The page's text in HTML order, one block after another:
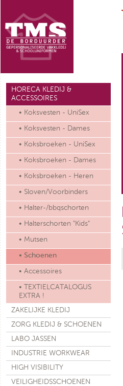
HORECA KLEDIJ &
ACCESSOIRES
• Koksvesten - UniSex
• Koksvesten - Dames
• Koksbroeken - UniSex
• Koksbroeken - Dames
• Koksbroeken - Heren
• Sloven/Voorbinders
• Halter-/bbqschorten
• Halterschorten "Kids"
• Mutsen
• Schoenen
• Accessoires
• TEXTIELCATALOGUS
EXTRA !
ZAKELIJKE KLEDIJ
ZORG KLEDIJ & SCHOENEN
LABO JASSEN
INDUSTRIE WORKWEAR
HIGH VISIBILITY
VEILIGHEIDSSCHOENEN